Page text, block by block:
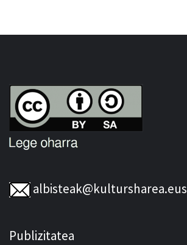
albisteak@kultursharea.eus
Publizitatea